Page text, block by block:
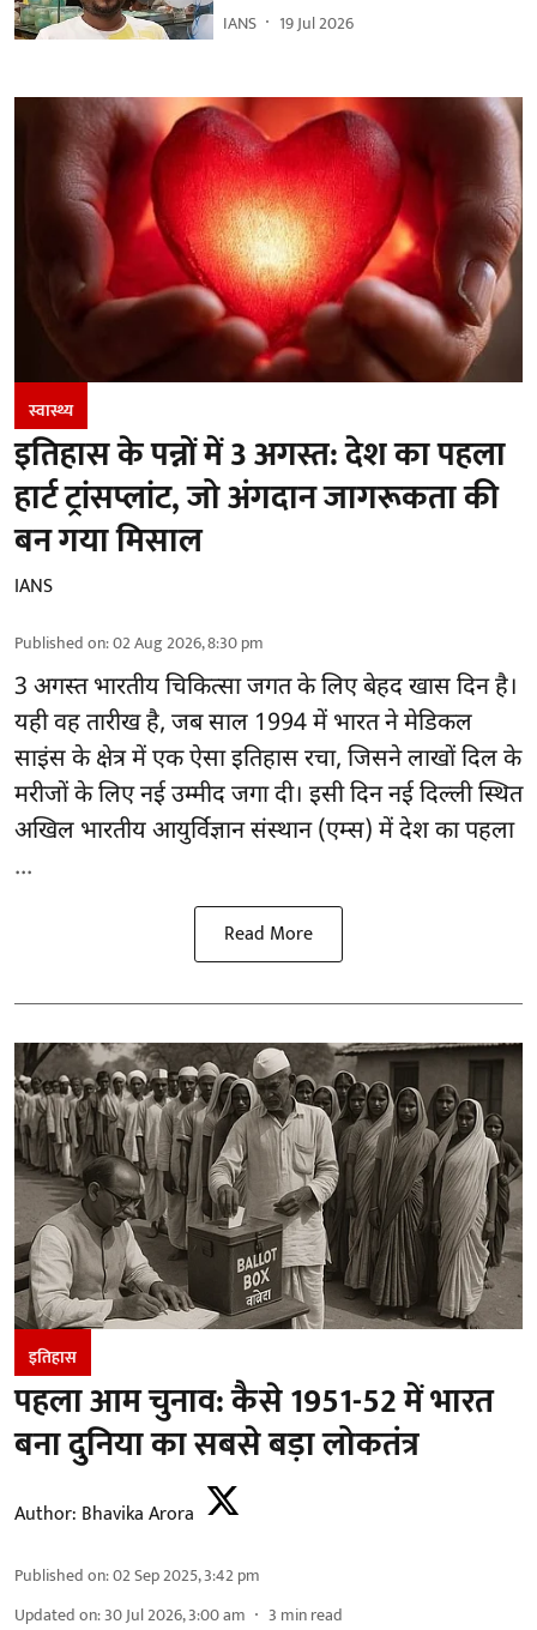
IANS 19 Jul 2026
स्वास्थ्य
इतिहास के पन्नों में 3 अगस्त: देश का पहला
हार्ट ट्रांसप्लांट​, जो अंगदान जागरूकता की
बन गया मिसाल
IANS
Published on:02 Aug 2026, 8:30 pm
3 अगस्त भारतीयचिकित्साजगत के लिए बेहद खास दिन है।
यही वह तारीख है, जब साल 1994 में भारत ने मेडिकल
साइंस के क्षेत्र में एक ऐसा इतिहास रचा, जिसने लाखों दिल के
मरीजों के लिए नई उम्मीद जगा दी। इसी दिन नई दिल्ली स्थित
अखिल भारतीय आयुर्विज्ञान संस्थान (एम्स) में देश का पहला
...
Read More
इतिहास
पहला आम चुनाव: कैसे 1951-52 में भारत
बना दुनिया का सबसे बड़ा लोकतंत्र
Author: Bhavika Arora
Published on:02 Sep 2025, 3:42 pm
Updated on:30 Jul 2026, 3:00 am 3 min read